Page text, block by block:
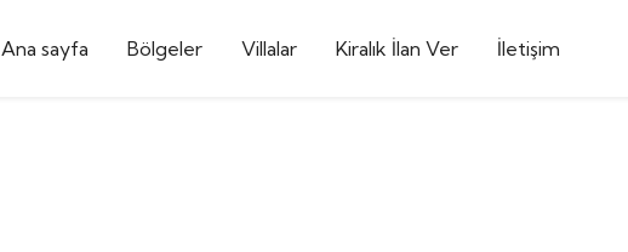
Ana sayfa Bölgeler Villalar Kiralık İlan Ver İletişim